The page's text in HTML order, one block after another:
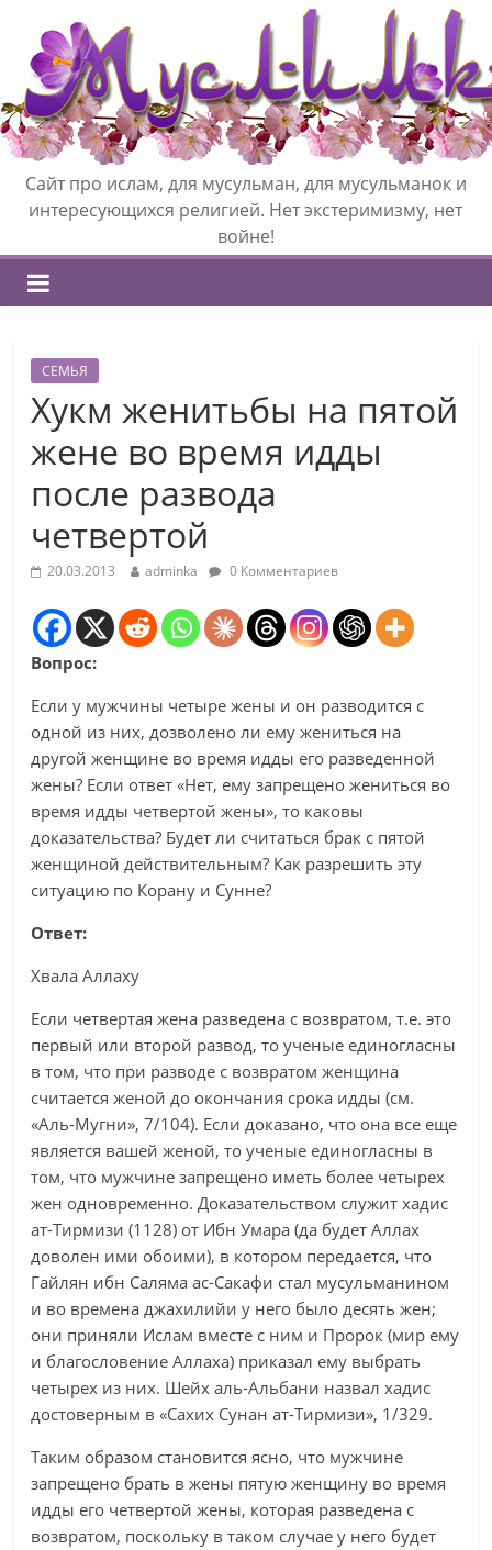
Сайт про ислам, для мусульман, для мусульманок и
интересующихся религией. Нет экстеримизму, нет
войне!
СЕМЬЯ
Хукм женитьбы на пятой
жене во время идды
после развода
четвертой
20.03.2013 adminka 0 Комментариев
Вопрос:
Если у мужчины четыре жены и он разводится с
одной из них, дозволено ли ему жениться на
другой женщине во время идды его разведенной
жены? Если ответ «Нет, ему запрещено жениться во
время идды четвертой жены», то каковы
доказательства? Будет ли считаться брак с пятой
женщиной действительным? Как разрешить эту
ситуацию по Корану и Сунне?
Ответ:
Хвала Аллаху
Если четвертая жена разведена с возвратом, т.е. это
первый или второй развод, то ученые единогласны
в том, что при разводе с возвратом женщина
считается женой до окончания срока идды (см.
«Аль-Мугни», 7/104). Если доказано, что она все еще
является вашей женой, то ученые единогласны в
том, что мужчине запрещено иметь более четырех
жен одновременно. Доказательством служит хадис
ат-Тирмизи (1128) от Ибн Умара (да будет Аллах
доволен ими обоими), в котором передается, что
Гайлян ибн Саляма ас-Сакафи стал мусульманином
и во времена джахилийи у него было десять жен;
они приняли Ислам вместе с ним и Пророк (мир ему
и благословение Аллаха) приказал ему выбрать
четырех из них. Шейх аль-Альбани назвал хадис
достоверным в «Сахих Сунан ат-Тирмизи», 1/329.
Таким образом становится ясно, что мужчине
запрещено брать в жены пятую женщину во время
идды его четвертой жены, которая разведена с
возвратом, поскольку в таком случае у него будет